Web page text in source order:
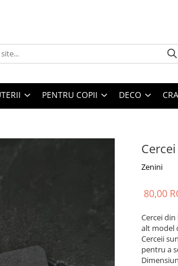
PENTRU COPII DECO
Zenini
80,00
Cercei
alt model
Cerceii
pentru a